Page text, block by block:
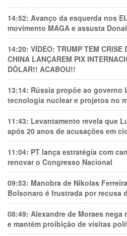
14:52: Avanço da esquerda nos
movimento MAGA e assusta
14:20: VÍDEO: TRUMP TEM CRlSE
CHINA LANÇAREM PIX
DÓLAR!! ACABOU!!
13:14: Rússia propõe ao governo
tecnologia nuclear e projetos no
11:43: Levantamento revela que
após 20 anos de acusações em
11:04: PT lança estratégia com
renovar o Congresso Nacional
09:53: Manobra de Nikolas
Bolsonaro é frustrada por recusa
08:49: Alexandre de Moraes
e mantém proibição de visitas